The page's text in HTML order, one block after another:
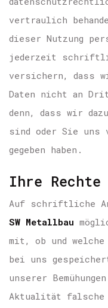
vertraulich
dieser Nutzung
jederzeit
versichern, dass
Daten nicht an
denn, dass wir
sind oder Sie uns
gegeben haben.
Ihre Rechte
Auf schriftliche
SW Metallbau
mit, ob und
bei uns
unserer
Aktualität falsche